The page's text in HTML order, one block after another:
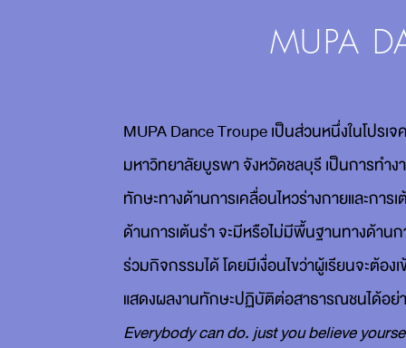
MUPA
MUPA Dance Troupe เป็นส่วนหนึ่งในโปร
มหาวิทยาลัยบูรพา จังหวัดชลบุรี เป็นการทำ
ทักษะทางด้านการเคลื่อนไหวร่างกายและกา
ด้านการเต้นรำ จะมีหรือไม่มีพื้นฐานทางด้านก
ร่วมกิจกรรมได้ โดยมีเงื่อนไขว่าผู้เรียนจะต้อ
แสดงผลงานทักษะปฏิบัติต่อสาธารณชนได้อ
Everybody can do. just you believe